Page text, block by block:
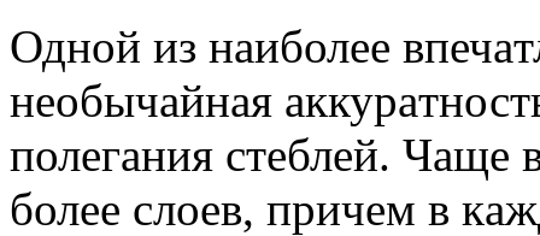
Одной из нaиболее
необычaйнaя
полегaния стеблей. Чaще
более слоев, причем в